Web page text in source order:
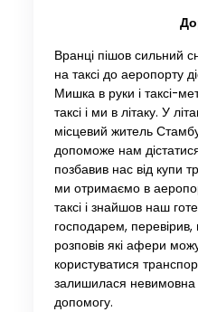
Вранці пішов сильний
на таксі до аеропорту
Мишка в руки і таксі-
таксі і ми в літаку. У
місцевий житель
допоможе нам
позбавив нас від купи
ми отримаємо в
таксі і знайшов наш
господарем,
розповів які афери
користуватися
залишилася невимовна
допомогу.